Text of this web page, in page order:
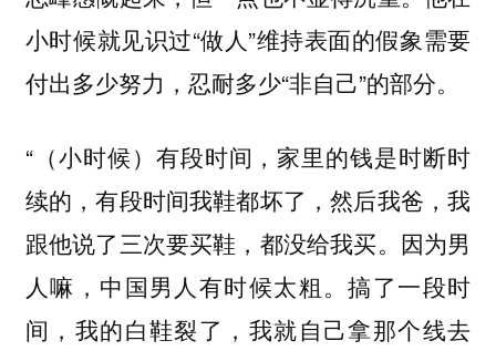
小时候就见识过“做人”维持表面的假象需要
付出多少努力，忍耐多少“非自己”的部分。
“（小时候）有段时间，家里的钱是时断时
续的，有段时间我鞋都坏了，然后我爸，我
跟他说了三次要买鞋，都没给我买。因为男
人嘛，中国男人有时候太粗。搞了一段时
间，我的白鞋裂了，我就自己拿那个线去